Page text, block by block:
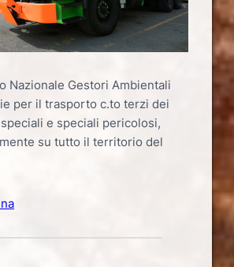
Nazionale Gestori Ambientali
per il trasporto c.to terzi dei
e speciali pericolosi,
su tutto il territorio del